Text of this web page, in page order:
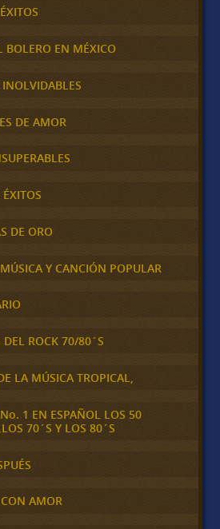
BOLERO EN MÉXICO
DE AMOR
DE ORO
Y CANCIÓN POPULAR
DEL ROCK 70/80´S
LA MÚSICA TROPICAL,
1 EN ESPAÑOL LOS 50
70´S Y LOS 80´S
AMOR